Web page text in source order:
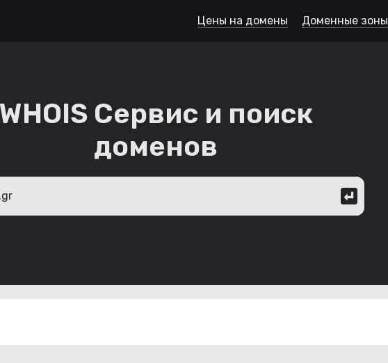
Цены на домены Доменные зоны
WHOIS Сервис и поиск
доменов